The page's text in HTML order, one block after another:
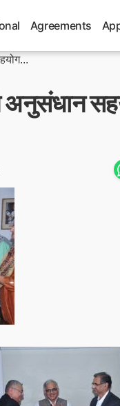
Agreements